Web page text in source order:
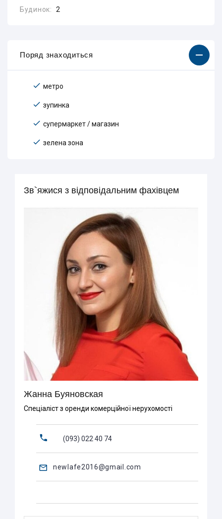
Будинок:
2
Поряд знаходиться
метро
зупинка
супермаркет / магазин
зелена зона
Зв`яжися з відповідальним фахівцем
Жанна Буяновская
Спеціаліст з оренди комерційної нерухомості
(093) 022 40 74
newlafe2016@gmail.com